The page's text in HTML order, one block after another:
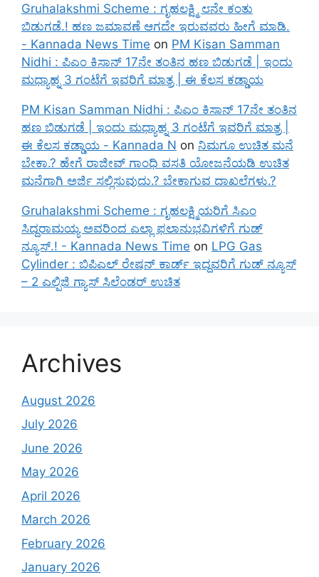
Gruhalakshmi Scheme : ಗೃಹಲಕ್ಷ್ಮಿ ೮ನೇ ಕಂತು
ಬಿಡುಗಡೆ.! ಹಣ ಜಮಾವಣೆ ಆಗದೇ ಇರುವವರು ಹೀಗೆ ಮಾಡಿ.
- Kannada News Time on PM Kisan Samman
Nidhi : ಪಿಎಂ ಕಿಸಾನ್ 17ನೇ ತಂತಿನ ಹಣ ಬಿಡುಗಡೆ | ಇಂದು
ಮಧ್ಯಾಹ್ನ 3 ಗಂಟೆಗೆ ಇವರಿಗೆ ಮಾತ್ರ | ಈ ಕೆಲಸ ಕಡ್ಡಾಯ
PM Kisan Samman Nidhi : ಪಿಎಂ ಕಿಸಾನ್ 17ನೇ ತಂತಿನ
ಹಣ ಬಿಡುಗಡೆ | ಇಂದು ಮಧ್ಯಾಹ್ನ 3 ಗಂಟೆಗೆ ಇವರಿಗೆ ಮಾತ್ರ |
ಈ ಕೆಲಸ ಕಡ್ಡಾಯ - Kannada N on ನಿಮಗೂ ಉಚಿತ ಮನೆ
ಬೇಕಾ.? ಹೇಗೆ ರಾಜೀವ್ ಗಾಂಧಿ ವಸತಿ ಯೋಜನೆಯಡಿ ಉಚಿತ
ಮನೆಗಾಗಿ ಅರ್ಜಿ ಸಲ್ಲಿಸುವುದು.? ಬೇಕಾಗುವ ದಾಖಲೆಗಳು.?
Gruhalakshmi Scheme : ಗೃಹಲಕ್ಷ್ಮಿಯರಿಗೆ ಸಿಎಂ
ಸಿದ್ದರಾಮಯ್ಯ ಅವರಿಂದ ಎಲ್ಲಾ ಫಲಾನುಭವಿಗಳಿಗೆ ಗುಡ್
ನ್ಯೂಸ್.! - Kannada News Time on LPG Gas
Cylinder : ಬಿಪಿಎಲ್ ರೇಷನ್ ಕಾರ್ಡ್ ಇದ್ದವರಿಗೆ ಗುಡ್ ನ್ಯೂಸ್
– 2 ಎಲ್ಪಿಜಿ ಗ್ಯಾಸ್ ಸಿಲೆಂಡರ್ ಉಚಿತ
Archives
August 2026
July 2026
June 2026
May 2026
April 2026
March 2026
February 2026
January 2026